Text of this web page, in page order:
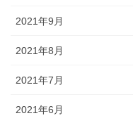
2021年9月
2021年8月
2021年7月
2021年6月